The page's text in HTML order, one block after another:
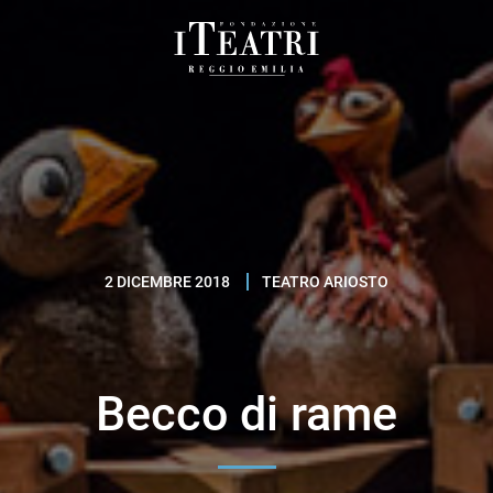
2 DICEMBRE 2018 TEATRO ARIOSTO
Becco di rame